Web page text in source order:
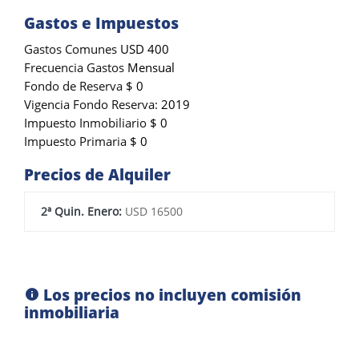
Gastos e Impuestos
Gastos Comunes USD 400
Frecuencia Gastos Mensual
Fondo de Reserva $ 0
Vigencia Fondo Reserva:2019
Impuesto Inmobiliario $ 0
Impuesto Primaria $ 0
Precios de Alquiler
2ª Quin. Enero: USD 16500
Los precios no incluyen comisión
inmobiliaria